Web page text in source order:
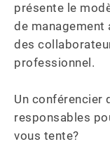
présente le
de management
des
professionnel.
Un conférencier
responsables
vous tente?